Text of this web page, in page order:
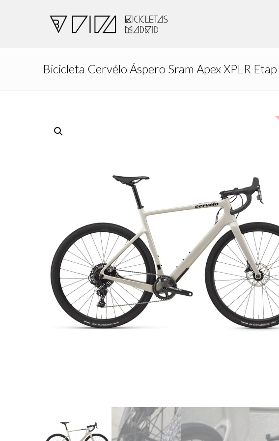
Bicicleta Cervélo Áspero Sram Apex XPLR Etap